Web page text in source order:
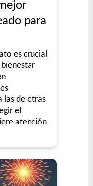
para
es crucial
bienestar
las de otras
el
atención